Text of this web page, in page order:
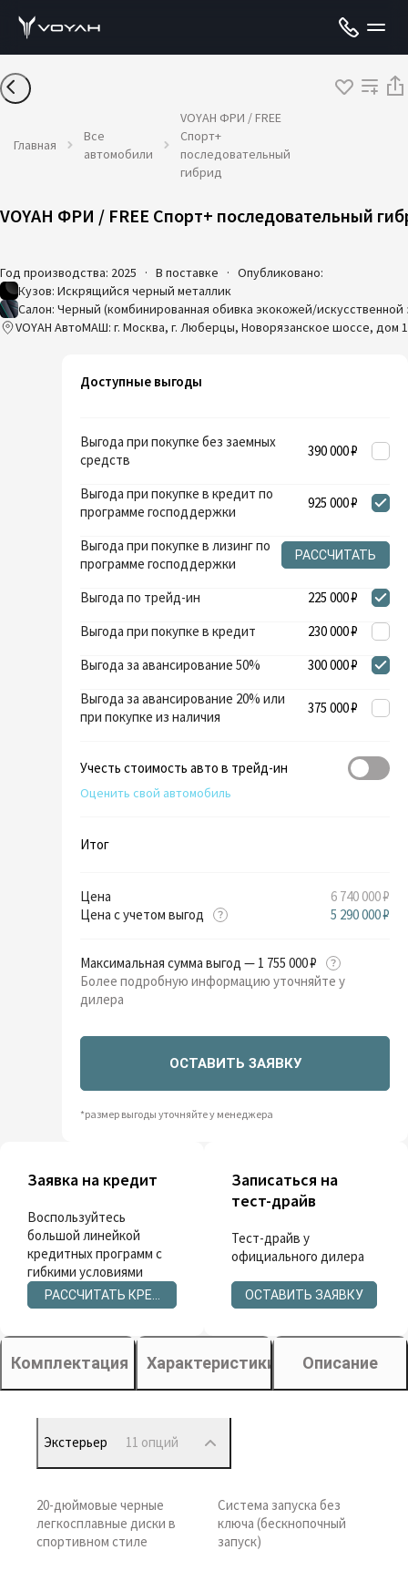
Главная
Все
автомобили
VOYAH ФРИ / FREE
Спорт+
последовательный
гибрид
VOYAH ФРИ / FREE Спорт+ последовательный
Год производства: 2025 · В поставке · Опубликовано:
Кузов: Искрящийся черный металлик
Салон: Черный (комбинированная обивка экокожей/
VOYAH АвтоМАШ: г. Москва, г. Люберцы, Новорязанское шоссе, дом
Доступные выгоды
Выгода при покупке без заемных
средств
390 000 ₽
Выгода при покупке в кредит по
программе господдержки
925 000 ₽
Выгода при покупке в лизинг по
программе господдержки
РАССЧИТАТЬ
Выгода по трейд-ин
225 000 ₽
Выгода при покупке в кредит
230 000 ₽
Выгода за авансирование 50%
300 000 ₽
Выгода за авансирование 20% или
при покупке из наличия
375 000 ₽
Учесть стоимость авто в трейд-ин
Оценить свой автомобиль
Итог
Цена
6 740 000 ₽
Цена с учетом выгод
5 290 000 ₽
Максимальная сумма выгод — 1 755 000 ₽
Более подробную информацию уточняйте у
дилера
ОСТАВИТЬ ЗАЯВКУ
*размер выгоды уточняйте у менеджера
Заявка на кредит
Воспользуйтесь
большой линейкой
кредитных программ с
гибкими условиями
РАССЧИТАТЬ КРЕДИТ
Записаться на
тест-драйв
Тест-драйв у
официального дилера
ОСТАВИТЬ ЗАЯВКУ
Комплектация Характеристики Описание
Экстерьер 11 опций
20-дюймовые черные
легкосплавные диски в
спортивном стиле
Система запуска без
ключа (бескнопочный
запуск)